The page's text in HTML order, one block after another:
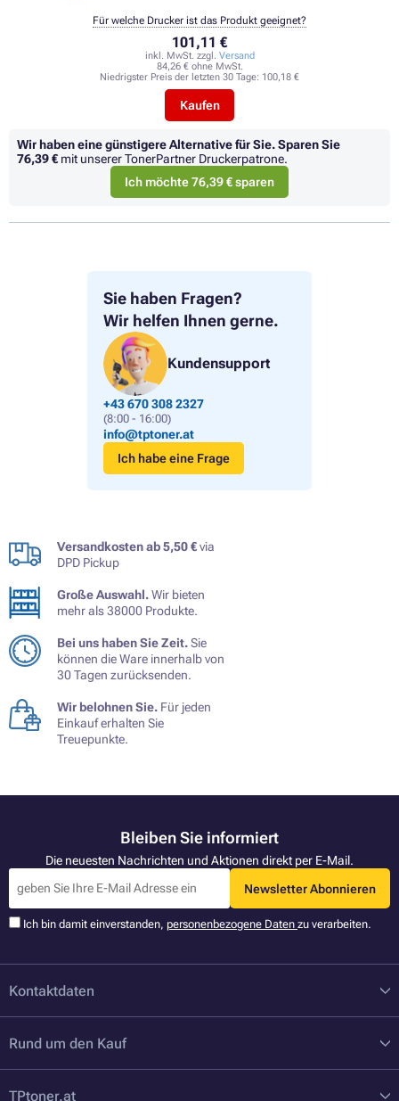
Sie haben Fragen?
Wir helfen Ihnen gerne.
Kundensupport
+43 670 308 2327
(8:00 - 16:00)
info@tptoner.at
Ich habe eine Frage
101,11 €
inkl. MwSt. zzgl. Versand
84,26 € ohne MwSt.
Niedrigster Preis der letzten 30 Tage: 100,18 €
Kaufen
Für welche Drucker ist das Produkt geeignet?
Wir haben eine günstigere Alternative für Sie.Sparen Sie
76,39 € mit unserer TonerPartner Druckerpatrone.
Ich möchte 76,39 € sparen
Versandkosten ab 5,50 €via
DPD Pickup
Große Auswahl.Wir bieten
mehr als 38000 Produkte.
Bei uns haben Sie Zeit.Sie
können die Ware innerhalb von
30 Tagen zurücksenden.
Wir belohnen Sie. Für jeden
Einkauf erhalten Sie
Treuepunkte.
Bleiben Sie informiert
Die neuesten Nachrichten und Aktionen direkt per E-Mail.
Newsletter Abonnieren
Ich bin damit einverstanden, personenbezogene Daten zu verarbeiten.
Kontaktdaten
Rund um den Kauf
TPtoner.at